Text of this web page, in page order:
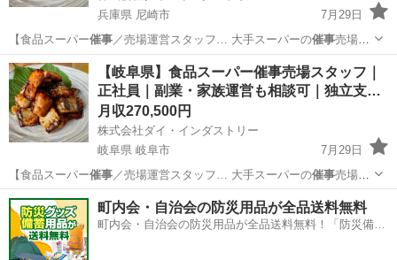
兵庫県 尼崎市
7月29日
【食品スーパー催事 ／売場運営スタッフ… 大手スーパーの催事売場で
海産物・珍味… など大手スーパーの催事売場で、 海産物…
兵庫 尼崎市 販売 催事
【岐阜県】食品スーパー催事売場スタッフ｜
正社員｜副業・家族運営も相談可｜独立支…
月収270,500円
株式会社ダイ・インダストリー
岐阜県 岐阜市
7月29日
【食品スーパー催事 ／売場運営スタッフ… 大手スーパーの催事売場で
海産物・珍味… など大手スーパーの催事売場で、 海産物…
岐阜 岐阜市 販売 催事
町内会・自治会の防災用品が全品送料無料
町内会・自治会の防災用品が全品送料無料！「防災備蓄